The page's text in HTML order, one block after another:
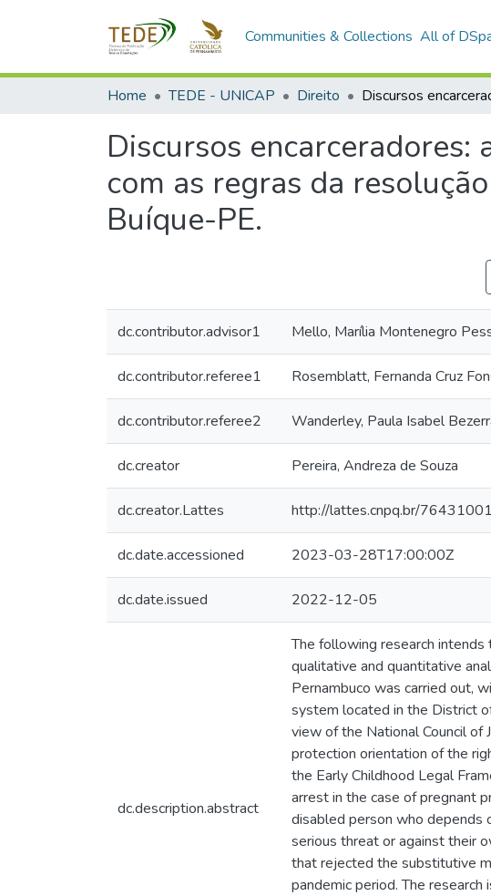
Communities & Collections All of
Home TEDE - UNICAP Direito
Discursos
com as regras da
Buíque-PE.
dc.contributor.advisor1 Mello, Marília Montenegro
dc.contributor.referee1 Rosemblatt, Fernanda Cruz
dc.contributor.referee2 Wanderley, Paula Isabel
dc.creator Pereira, Andreza de Souza
dc.creator.Lattes http://lattes.cnpq.br/
dc.date.accessioned 2023-03-28T17:00:00Z
dc.date.issued 2022-12-05
dc.description.abstract
The following research intends
qualitative and quantitative
Pernambuco was carried out,
system located in the District
view of the National Council of
protection orientation of the
the Early Childhood Legal
arrest in the case of pregnant
disabled person who depends
serious threat or against their
that rejected the substitutive
pandemic period. The